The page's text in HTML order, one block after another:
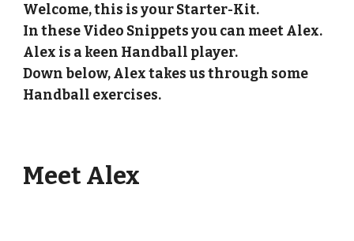
Welcome, this is your Starter-Kit.
In these Video Snippets you can meet Alex.
Alex is a keen Handball player.
Down below, Alex takes us through some
Handball exercises.
Meet Alex